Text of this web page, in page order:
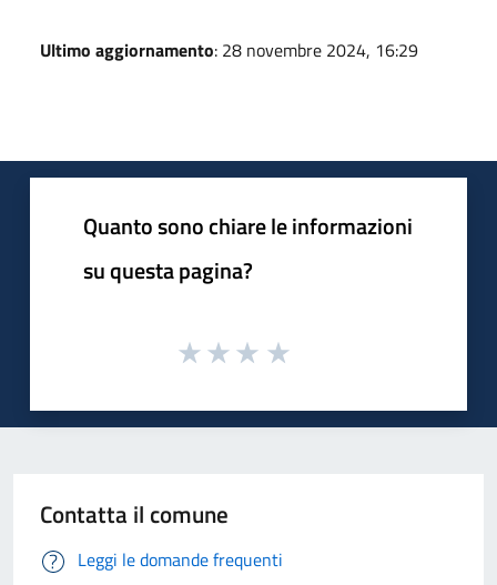
Ultimo aggiornamento: 28 novembre 2024, 16:29
Quanto sono chiare le informazioni
su questa pagina?
Contatta il comune
Leggi le domande frequenti